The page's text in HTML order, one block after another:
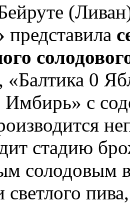
представила
«Балтика 0
Имбирь» с
стадию
солодовым
светлого